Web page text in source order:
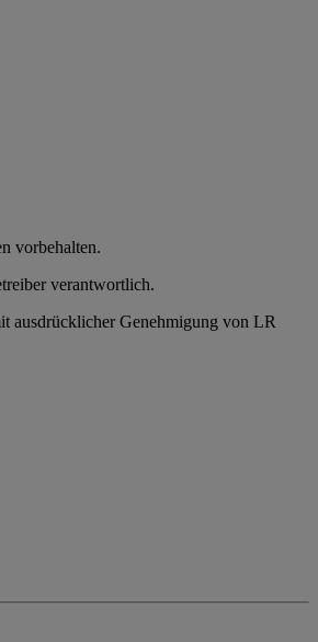
vorbehalten.
verantwortlich.
ausdrücklicher Genehmigung von LR